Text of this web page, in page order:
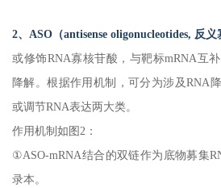
2、ASO（antisense oligonucleotides, 反义
或修饰RNA寡核苷酸，与靶标mRNA互
降解。根据作用机制，可分为涉及RNA
或调节RNA表达两大类。
作用机制如图2：
①ASO-mRNA结合的双链作为底物募集
录本。